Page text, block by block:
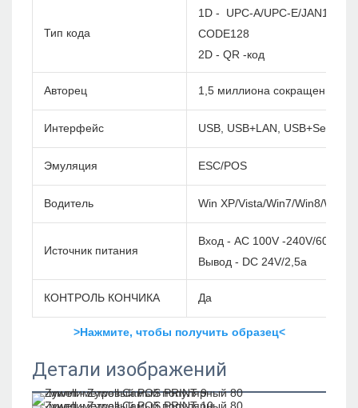
Тип кода
1D - UPC-A/UPC-E/
CODE128
2D - QR -код
Авторец 1,5 миллиона сокращений
Интерфейс USB, USB+LAN,
Эмуляция ESC/POS
Водитель Win XP/Vista/Win7/Win8/
Источник питания
Вход - AC 100V -240V/60 Гц
Вывод - DC 24V/2,5a
КОНТРОЛЬ КОНЧИКА Да
>Нажмите, чтобы получить образец<
Детали изображений